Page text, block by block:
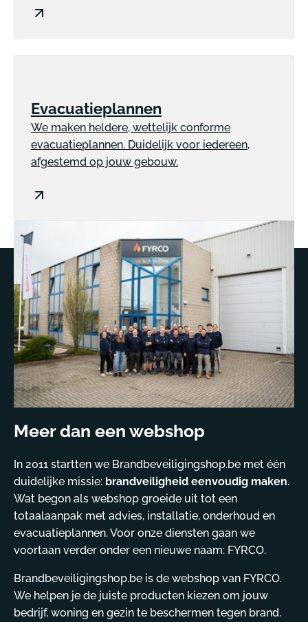
Evacuatieplannen
We maken heldere, wettelijk conforme
evacuatieplannen. Duidelijk voor iedereen,
afgestemd op jouw gebouw.
Meer dan een webshop
In 2011 startten we Brandbeveiligingshop.be met één
duidelijke missie: brandveiligheid eenvoudig maken.
Wat begon als webshop groeide uit tot een
totaalaanpak met advies, installatie, onderhoud en
evacuatieplannen. Voor onze diensten gaan we
voortaan verder onder een nieuwe naam: FYRCO.
Brandbeveiligingshop.be is de webshop van FYRCO.
We helpen je de juiste producten kiezen om jouw
bedrijf, woning en gezin te beschermen tegen brand.